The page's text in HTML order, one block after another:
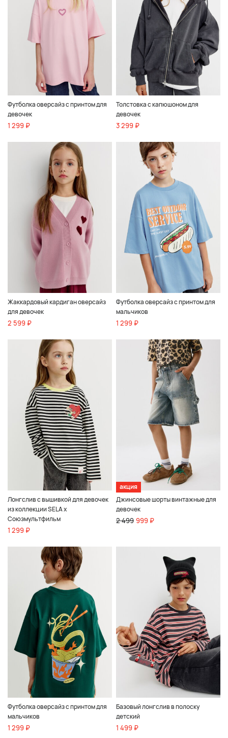
Футболка оверсайз с принтом для
девочек
1 299 ₽
Толстовка с капюшоном для
девочек
3 299 ₽
Жаккардовый кардиган оверсайз
для девочек
2 599 ₽
Футболка оверсайз с принтом для
мальчиков
1 299 ₽
Лонгслив с вышивкой для девочек
из коллекции SELA x
Союзмультфильм
1 299 ₽
акция
Джинсовые шорты винтажные для
девочек
2 499 999 ₽
Футболка оверсайз с принтом для
мальчиков
1 299 ₽
Базовый лонгслив в полоску
детский
1 499 ₽